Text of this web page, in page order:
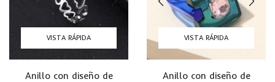
VISTA RÁPIDA
Anillo con diseño de
VISTA RÁPIDA
Anillo con diseño de